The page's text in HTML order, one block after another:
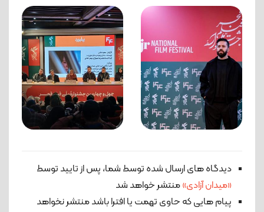
دیدگاه های ارسال شده توسط شما، پس از تایید توسط
«میدان آزادی»منتشر خواهد شد
پیام هایی که حاوی تهمت یا افترا باشد منتشر نخواهد